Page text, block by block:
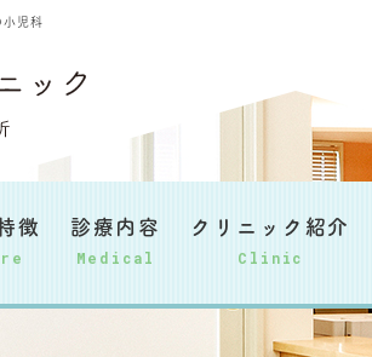
徴 診療内容
Medical
クリニック紹介
Clinic
児科